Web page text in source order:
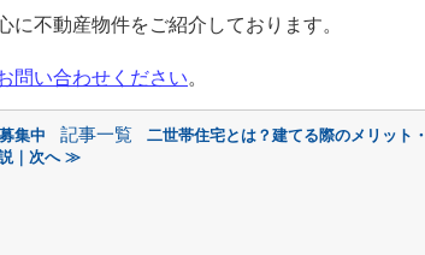
に不動産物件をご紹介しております。
問い合わせください。
集中 記事一覧
二世帯住宅とは？建てる際のメリット・
｜次へ ≫